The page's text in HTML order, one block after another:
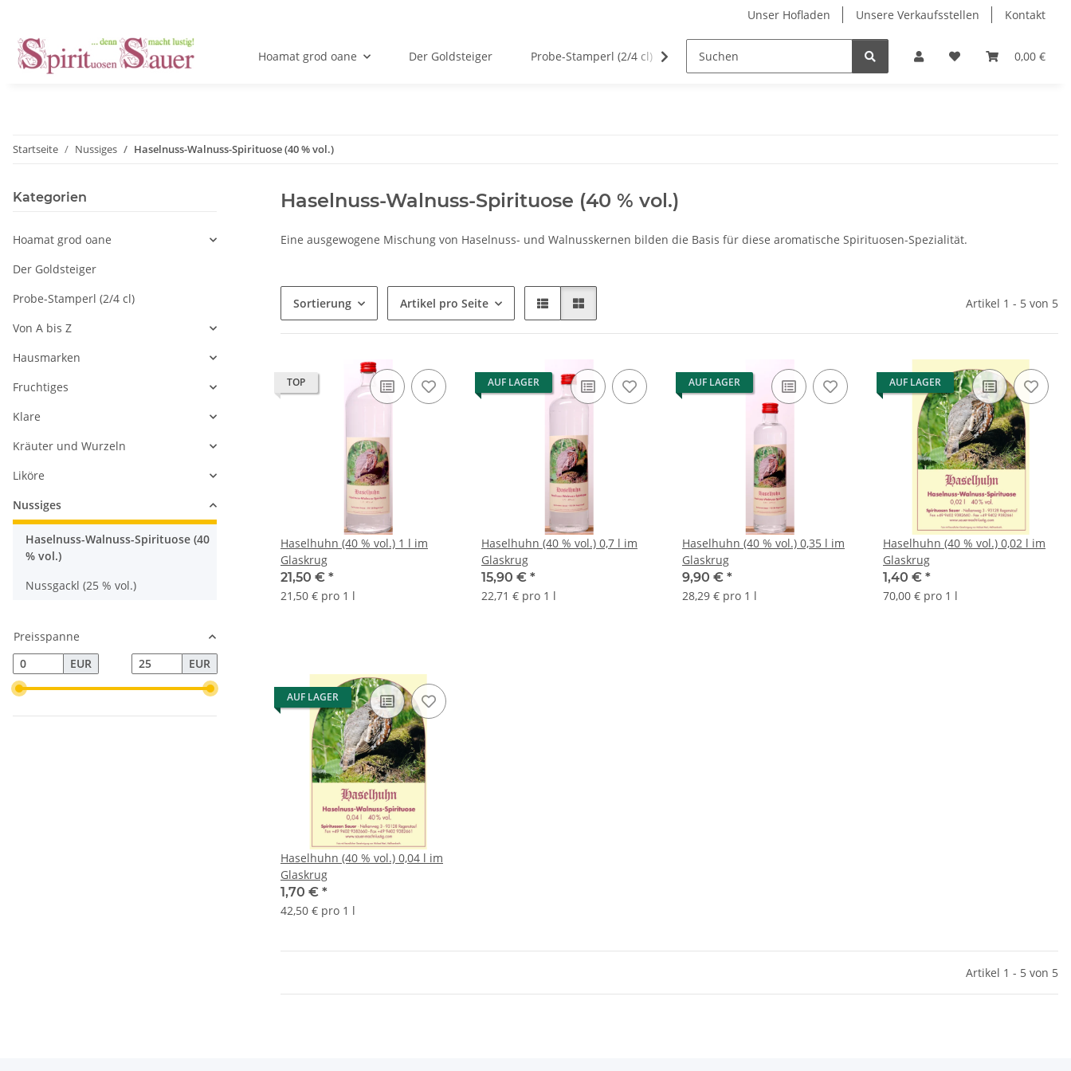
Unser Hofladen Unsere Verkaufsstellen Kontakt
0,00 €
Hoamat grod oane Der Goldsteiger Probe-Stamperl (2/4 cl) Von A bis Z Hausmarken Fruchtiges Klare
Startseite Nussiges Haselnuss-Walnuss-Spirituose (40 % vol.)
Haselnuss-Walnuss-Spirituose (40 % vol.)
Eine ausgewogene Mischung von Haselnuss- und Walnusskernen bilden die Basis für diese aromatische Spirituosen-Spezialität.
Sortierung Artikel pro Seite Artikel 1 - 5 von 5
TOP
Haselhuhn (40 % vol.) 1 l im
Glaskrug
21,50 € *
21,50 € pro 1 l
AUF LAGER
Haselhuhn (40 % vol.) 0,7 l im
Glaskrug
15,90 € *
22,71 € pro 1 l
AUF LAGER
Haselhuhn (40 % vol.) 0,35 l im
Glaskrug
9,90 € *
28,29 € pro 1 l
AUF LAGER
Haselhuhn (40 % vol.) 0,02 l im
Glaskrug
1,40 € *
70,00 € pro 1 l
AUF LAGER
Haselhuhn (40 % vol.) 0,04 l im
Glaskrug
1,70 € *
42,50 € pro 1 l
Artikel 1 - 5 von 5
Kategorien
Hoamat grod oane
Der Goldsteiger
Probe-Stamperl (2/4 cl)
Von A bis Z
Hausmarken
Fruchtiges
Klare
Kräuter und Wurzeln
Liköre
Nussiges
Haselnuss-Walnuss-Spirituose (40
% vol.)
Nussgackl (25 % vol.)
Preisspanne
EUR
EUR